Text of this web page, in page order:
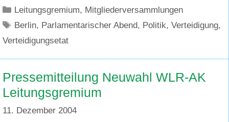
Kategorien
Leitungsgremium, Mitgliederversammlungen
Schlagwörter
Berlin, Parlamentarischer Abend, Politik,Verteidigung,
Verteidigungsetat
Pressemitteilung Neuwahl WLR-AK
Leitungsgremium
11. Dezember 2004